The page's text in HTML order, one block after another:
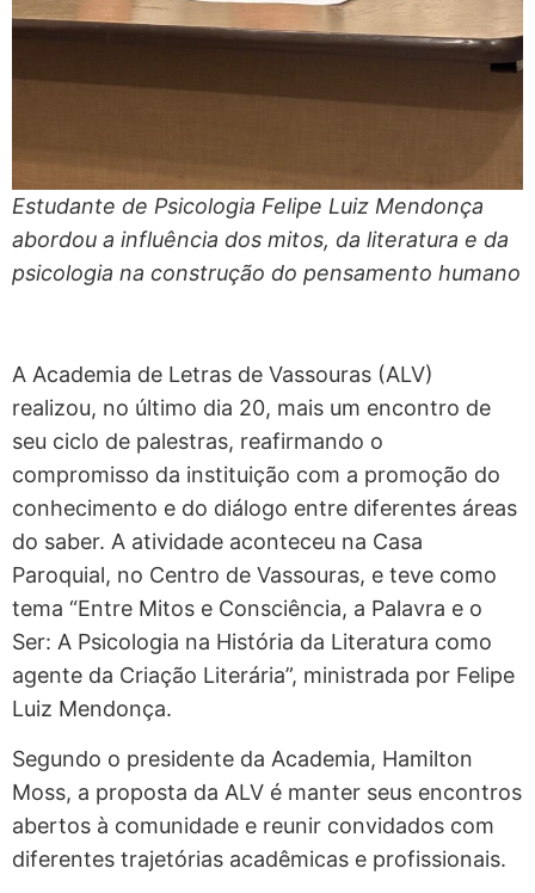
Estudante de Psicologia Felipe Luiz Mendonça
abordou a influência dos mitos, da literatura e da
psicologia na construção do pensamento humano
A Academia de Letras de Vassouras (ALV)
realizou, no último dia 20, mais um encontro de
seu ciclo de palestras, reafirmando o
compromisso da instituição com a promoção do
conhecimento e do diálogo entre diferentes áreas
do saber. A atividade aconteceu na Casa
Paroquial, no Centro de Vassouras, e teve como
tema “Entre Mitos e Consciência, a Palavra e o
Ser: A Psicologia na História da Literatura como
agente da Criação Literária”, ministrada por Felipe
Luiz Mendonça.
Segundo o presidente da Academia, Hamilton
Moss, a proposta da ALV é manter seus encontros
abertos à comunidade e reunir convidados com
diferentes trajetórias acadêmicas e profissionais.